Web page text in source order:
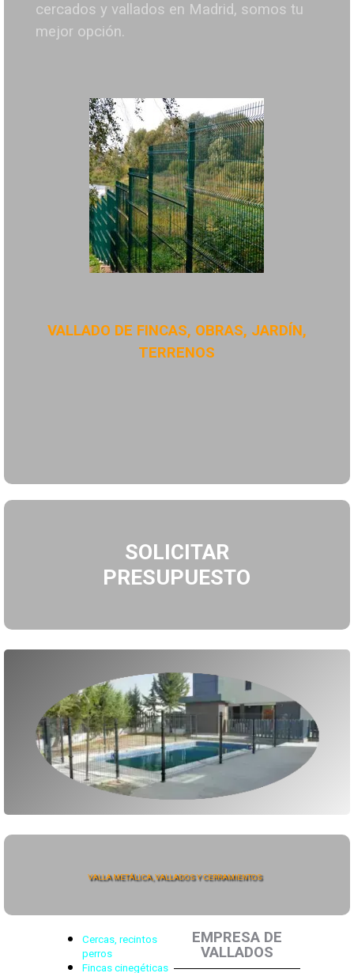
cercados y vallados en Madrid, somos tu
mejor opción.
VALLADO DE FINCAS, OBRAS, JARDÍN,
TERRENOS
SOLICITAR
PRESUPUESTO
VALLA METÁLICA, VALLADOS Y CERRAMIENTOS
Cercas, recintos
perros
Fincas cinegéticas
EMPRESA DE
VALLADOS